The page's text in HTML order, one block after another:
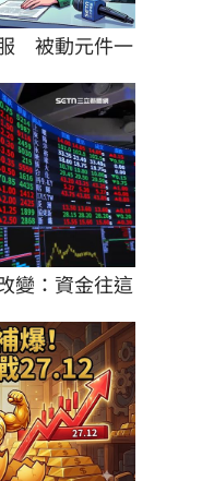
　被動元件一
變：資金往這